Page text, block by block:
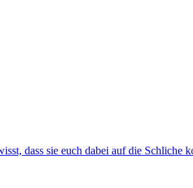
dass sie euch dabei auf die Schliche